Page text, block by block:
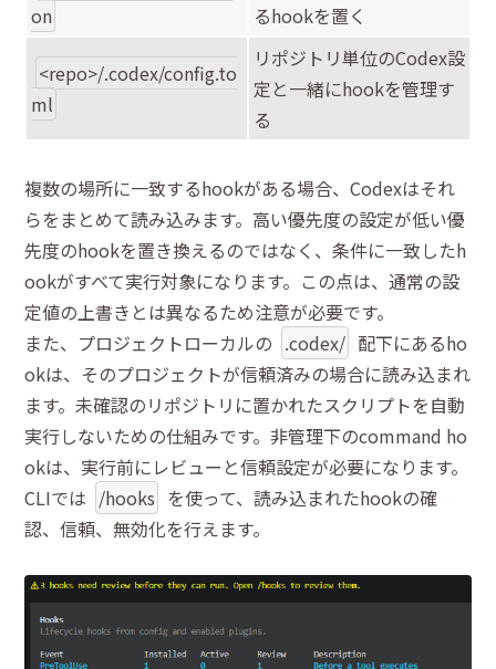
on
るhookを置く
<repo>/.codex/config.to
ml
リポジトリ単位のCodex設
定と一緒にhookを管理す
る
複数の場所に一致するhookがある場合、Codexはそれ
らをまとめて読み込みます。高い優先度の設定が低い優
先度のhookを置き換えるのではなく、条件に一致したh
ookがすべて実行対象になります。この点は、通常の設
定値の上書きとは異なるため注意が必要です。
また、プロジェクトローカルの .codex/ 配下にあるho
okは、そのプロジェクトが信頼済みの場合に読み込まれ
ます。未確認のリポジトリに置かれたスクリプトを自動
実行しないための仕組みです。非管理下のcommand ho
okは、実行前にレビューと信頼設定が必要になります。
CLIでは /hooks を使って、読み込まれたhookの確
認、信頼、無効化を行えます。